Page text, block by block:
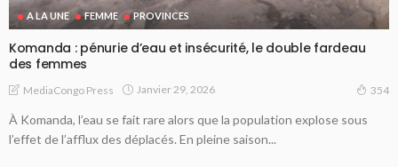
A LA UNE FEMME PROVINCES
Komanda : pénurie d’eau et insécurité, le double fardeau
des femmes
MediaCongo Press Janvier 29, 2026 354
À Komanda, l’eau se fait rare alors que la population explose sous
l’effet de l’afflux des déplacés. En pleine saison...